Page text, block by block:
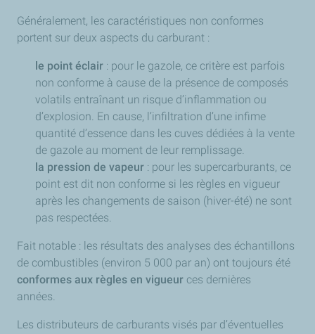
Généralement, les caractéristiques non conformes
portent sur deux aspects du carburant :
le point éclair : pour le gazole, ce critère est parfois
non conforme à cause de la présence de composés
volatils entraînant un risque d’inflammation ou
d’explosion. En cause, l’infiltration d’une infime
quantité d’essence dans les cuves dédiées à la vente
de gazole au moment de leur remplissage.
la pression de vapeur : pour les supercarburants, ce
point est dit non conforme si les règles en vigueur
après les changements de saison (hiver-été) ne sont
pas respectées.
Fait notable : les résultats des analyses des échantillons
de combustibles (environ 5 000 par an) ont toujours été
conformes aux règles en vigueur ces dernières
années.
Les distributeurs de carburants visés par d’éventuelles